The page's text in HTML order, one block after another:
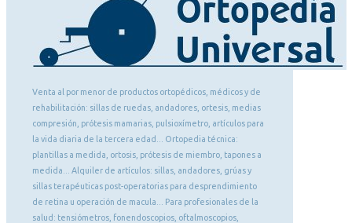
Venta al por menor de productos ortopédicos, médicos y de
rehabilitación: sillas de ruedas, andadores, ortesis, medias
compresión, prótesis mamarias, pulsioxímetro, artículos para
la vida diaria de la tercera edad... Ortopedia técnica:
plantillas a medida, ortosis, prótesis de miembro, tapones a
medida... Alquiler de artículos: sillas, andadores, grúas y
sillas terapéuticas post-operatorias para desprendimiento
de retina u operación de macula... Para profesionales de la
salud: tensiómetros, fonendoscopios, oftalmoscopios,